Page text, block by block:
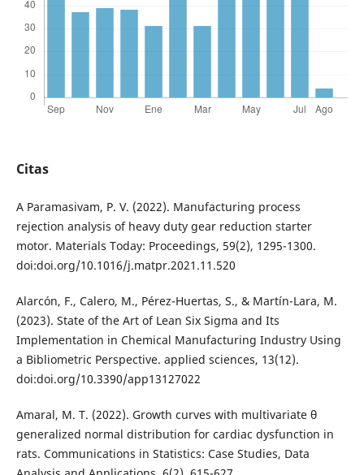
Citas
A Paramasivam, P. V. (2022). Manufacturing process
rejection analysis of heavy duty gear reduction starter
motor. Materials Today: Proceedings, 59(2), 1295-1300.
doi:doi.org/10.1016/j.matpr.2021.11.520
Alarcón, F., Calero, M., Pérez-Huertas, S., & Martín-Lara, M.
(2023). State of the Art of Lean Six Sigma and Its
Implementation in Chemical Manufacturing Industry Using
a Bibliometric Perspective. applied sciences, 13(12).
doi:doi.org/10.3390/app13127022
Amaral, M. T. (2022). Growth curves with multivariate θ
generalized normal distribution for cardiac dysfunction in
rats. Communications in Statistics: Case Studies, Data